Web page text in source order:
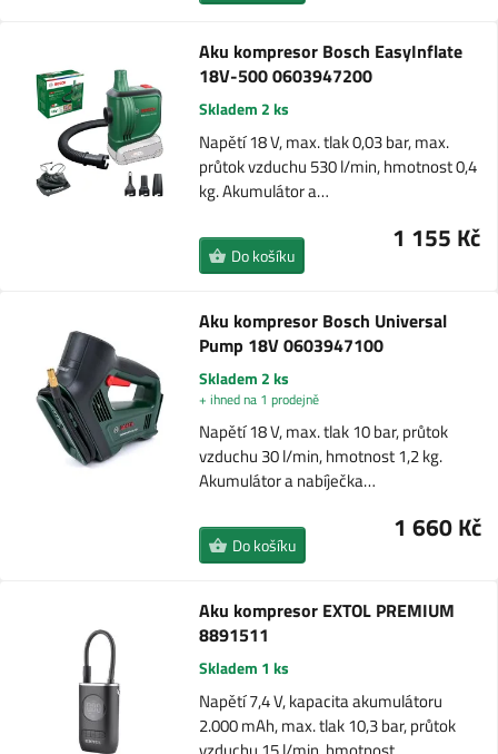
Aku kompresor Bosch EasyInflate
18V-500 0603947200
Skladem 2 ks
Napětí 18 V, max. tlak 0,03 bar, max.
průtok vzduchu 530 l/min, hmotnost 0,4
kg. Akumulátor a…
1 155 Kč
Do košíku
Aku kompresor Bosch Universal
Pump 18V 0603947100
Skladem 2 ks
+ ihned na 1 prodejně
Napětí 18 V, max. tlak 10 bar, průtok
vzduchu 30 l/min, hmotnost 1,2 kg.
Akumulátor a nabíječka…
1 660 Kč
Do košíku
Aku kompresor EXTOL PREMIUM
8891511
Skladem 1 ks
Napětí 7,4 V, kapacita akumulátoru
2.000 mAh, max. tlak 10,3 bar, průtok